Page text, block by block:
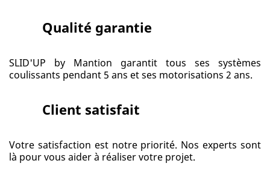
Qualité garantie
SLID'UP by Mantion garantit tous ses systèmes
coulissants pendant 5 ans et ses motorisations 2 ans.
Client satisfait
Votre satisfaction est notre priorité. Nos experts sont
là pour vous aider à réaliser votre projet.